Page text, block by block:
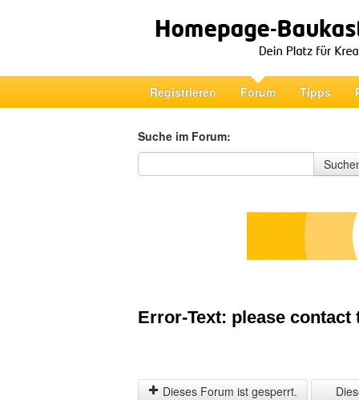
Registrieren Forum Tipps
Suche im Forum:
Suche im Forum
Error-Text: please contact
Dieses Forum ist gesperrt.